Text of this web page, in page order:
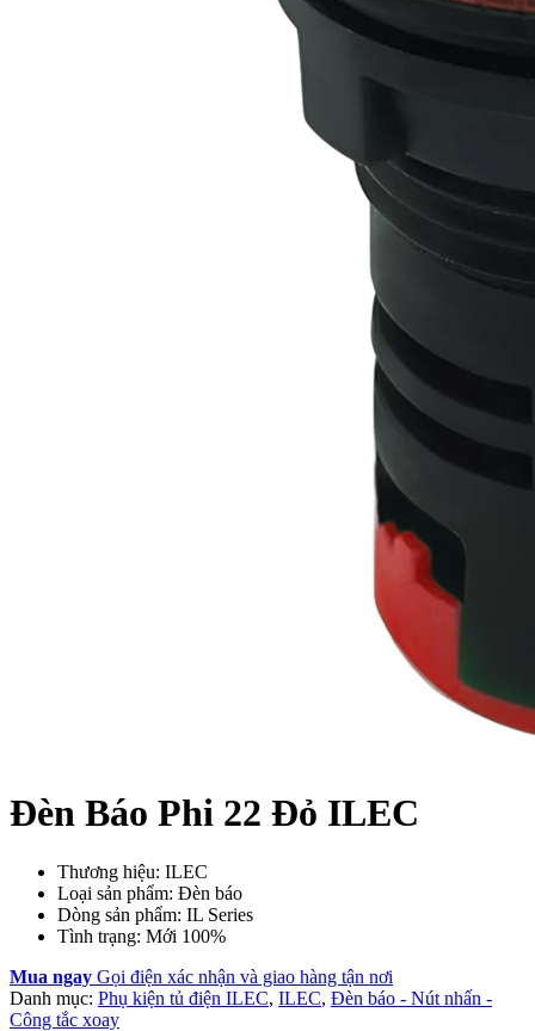
Đèn Báo Phi 22 Đỏ ILEC
Thương hiệu: ILEC
Loại sản phẩm: Đèn báo
Dòng sản phẩm: IL Series
Tình trạng: Mới 100%
Mua ngay Gọi điện xác nhận và giao hàng tận nơi
Danh mục: Phụ kiện tủ điện ILEC, ILEC, Đèn báo - Nút nhấn -
Công tắc xoay